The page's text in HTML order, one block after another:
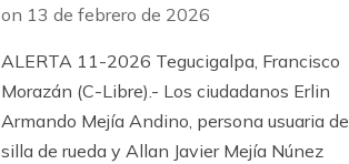
on 13 de febrero de 2026
ALERTA 11-2026 Tegucigalpa, Francisco
Morazán (C-Libre).- Los ciudadanos Erlin
Armando Mejía Andino, persona usuaria de
silla de rueda y Allan Javier Mejía Núnez